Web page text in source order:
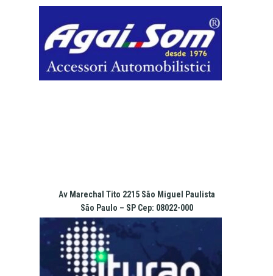
Av Marechal Tito 2215 São Miguel Paulista
São Paulo – SP Cep: 08022-000